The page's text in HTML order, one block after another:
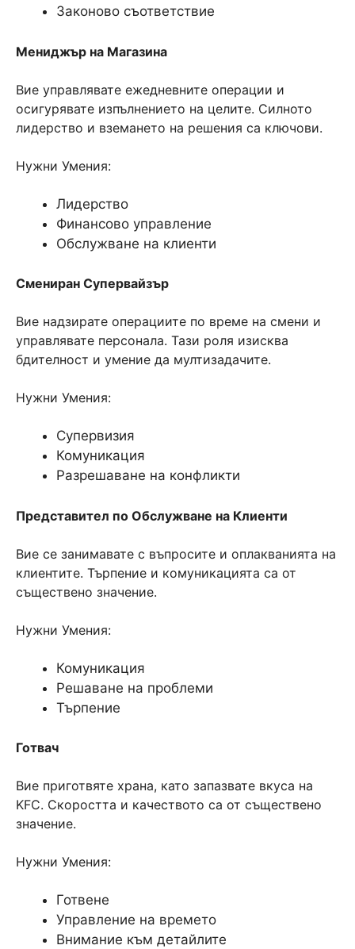
Законово съответствие
Мениджър на Магазина
Вие управлявате ежедневните операции и
осигурявате изпълнението на целите. Силното
лидерство и вземането на решения са ключови.
Нужни Умения:
Лидерство
Финансово управление
Обслужване на клиенти
Смениран Супервайзър
Вие надзирате операциите по време на смени и
управлявате персонала. Тази роля изисква
бдителност и умение да мултизадачите.
Нужни Умения:
Супервизия
Комуникация
Разрешаване на конфликти
Представител по Обслужване на Клиенти
Вие се занимавате с въпросите и оплакванията на
клиентите. Търпение и комуникацията са от
съществено значение.
Нужни Умения:
Комуникация
Решаване на проблеми
Търпение
Готвач
Вие приготвяте храна, като запазвате вкуса на
KFC. Скоростта и качеството са от съществено
значение.
Нужни Умения:
Готвене
Управление на времето
Внимание към детайлите